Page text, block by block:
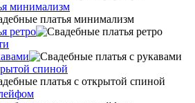
минимализм
ретро
спиной